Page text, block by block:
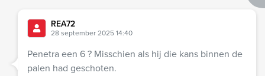
REA72
28 september 2025 14:40
Penetra een 6 ? Misschien als hij die kans binnen de
palen had geschoten.